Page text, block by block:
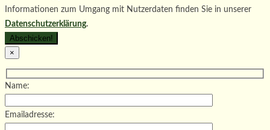
Informationen zum Umgang mit Nutzerdaten finden Sie in unserer
Datenschutzerklärung.
×
Name:
Emailadresse: